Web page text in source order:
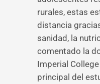
rurales, estas
distancia
sanidad, la
comentado la
Imperial
principal del